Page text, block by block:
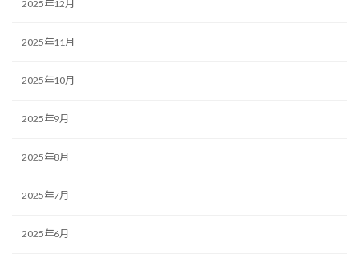
2025年12月
2025年11月
2025年10月
2025年9月
2025年8月
2025年7月
2025年6月